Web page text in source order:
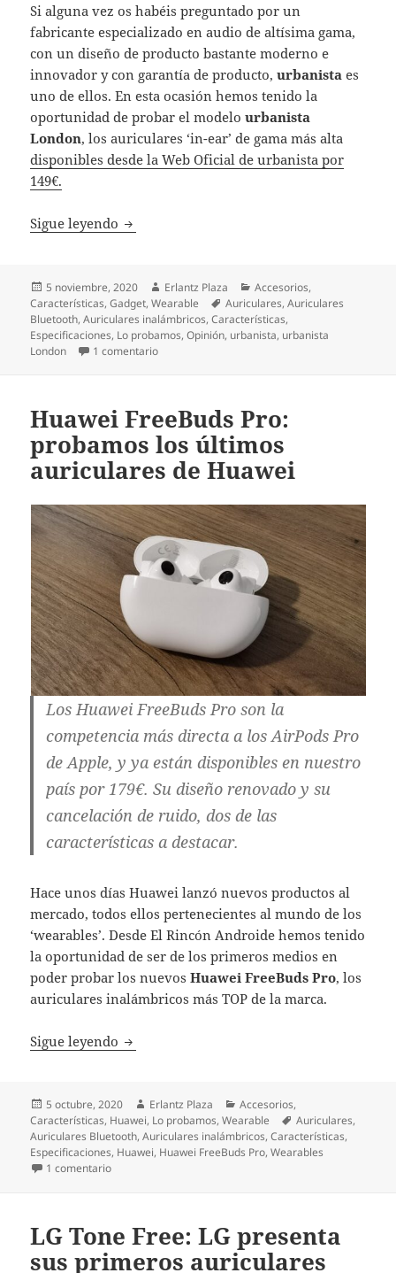
Si alguna vez os habéis preguntado por un
fabricante especializado en audio de altísima gama,
con un diseño de producto bastante moderno e
innovador y con garantía de producto,urbanista es
uno de ellos. En esta ocasión hemos tenido la
oportunidad de probar el modelourbanista
London, los auriculares ‘in-ear’ de gama más alta
disponibles desde la Web Oficial de urbanista por
149€.
Sigue leyendo urbanista London, probamos los
Publicado
el
5 noviembre, 2020 Autor
Erlantz Plaza Categorías
Accesorios,
Características,Gadget,Wearable Etiquetas
Auriculares,Auriculares
Bluetooth,Auriculares inalámbricos,Características,
Especificaciones, Lo probamos,Opinión, urbanista, urbanista
London
1 comentarioen urbanista London, probamos los auriculares
Huawei FreeBuds Pro:
probamos los últimos
auriculares de Huawei
Los Huawei FreeBuds Pro son la
competencia más directa a los AirPods Pro
de Apple, y ya están disponibles en nuestro
país por 179€. Su diseño renovado y su
cancelación de ruido, dos de las
características a destacar.
Hace unos días Huawei lanzó nuevos productos al
mercado, todos ellos pertenecientes al mundo de los
‘wearables’. Desde El Rincón Androide hemos tenido
la oportunidad de ser de los primeros medios en
poder probar los nuevosHuawei FreeBuds Pro, los
auriculares inalámbricos más TOP de la marca.
Sigue leyendo Huawei FreeBuds Pro: probamos los
Publicado
el
5 octubre, 2020 Autor
Erlantz Plaza Categorías
Accesorios,
Características, Huawei, Lo probamos,Wearable Etiquetas
Auriculares,
Auriculares Bluetooth,Auriculares inalámbricos,Características,
Especificaciones, Huawei, Huawei FreeBuds Pro,Wearables
1 comentarioen Huawei FreeBuds Pro: probamos los últimos
LG Tone Free: LG presenta
sus primeros auriculares